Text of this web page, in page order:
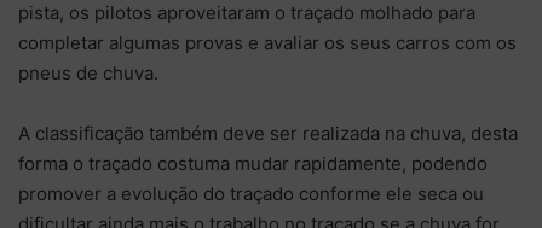
pista, os pilotos aproveitaram o traçado molhado para
completar algumas provas e avaliar os seus carros com os
pneus de chuva.
A classificação também deve ser realizada na chuva, desta
forma o traçado costuma mudar rapidamente, podendo
promover a evolução do traçado conforme ele seca ou